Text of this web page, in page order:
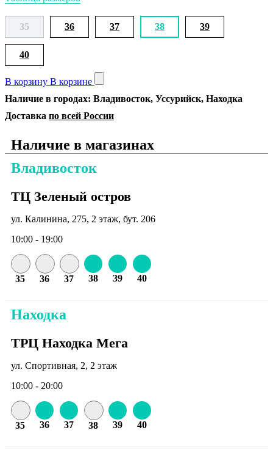
35 36 37 38 39
40
В корзину В корзине
Наличие в городах: Владивосток, Уссурийск, Находка
Доставка по всей России
Наличие в магазинах
Владивосток
ТЦ Зеленый остров
ул. Калинина, 275, 2 этаж, бут. 206
10:00 - 19:00
35 36 37 38 39 40
Находка
ТРЦ Находка Мега
ул. Спортивная, 2, 2 этаж
10:00 - 20:00
35 36 37 38 39 40